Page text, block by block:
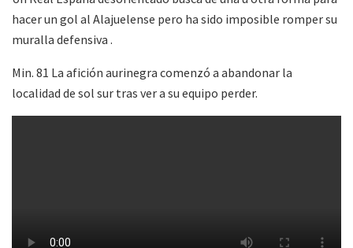
hacer un gol al Alajuelense pero ha sido imposible romper su
muralla defensiva .
Min. 81 La afición aurinegra comenzó a abandonar la
localidad de sol sur tras ver a su equipo perder.